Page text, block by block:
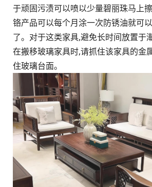
于顽固污渍可以喷以少量碧丽珠马上
铬产品可以每个月涂一次防锈油就可
了。对于这类家具,避免长时间放置于
在搬移玻璃家具时,请抓住该家具的金
住玻璃台面。